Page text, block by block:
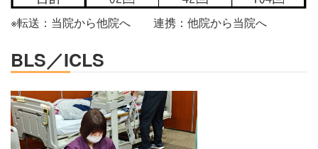
※転送：当院から他院へ 連携：他院から当院へ
BLS／ICLS